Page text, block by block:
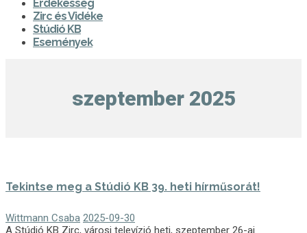
Érdekesség
Zirc és Vidéke
Stúdió KB
Események
szeptember 2025
Tekintse meg a Stúdió KB 39. heti hírműsorát!
Wittmann Csaba 2025-09-30
A Stúdió KB Zirc, városi televízió heti, szeptember 26-ai